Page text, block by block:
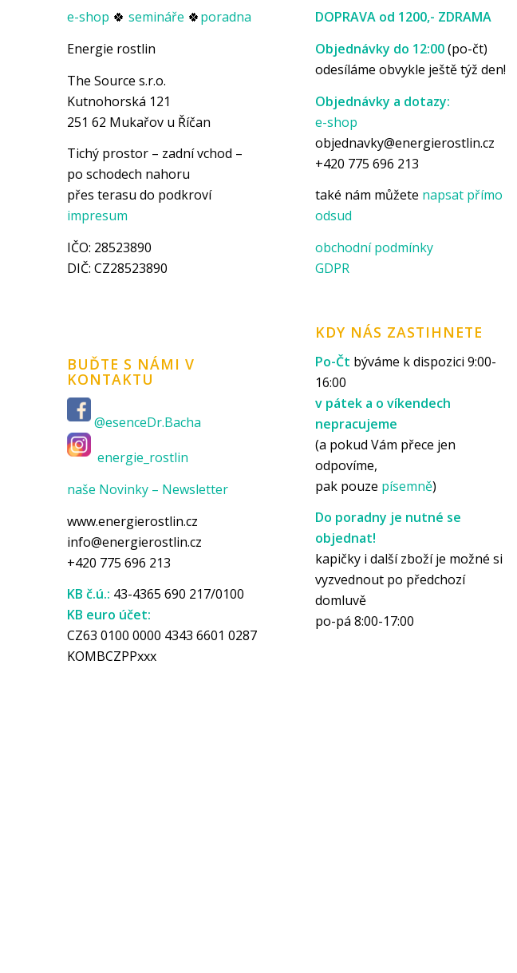
e-shop 🍀 semináře 🍀poradna
Energie rostlin
The Source s.r.o.
Kutnohorská 121
251 62 Mukařov u Říčan
Tichý prostor – zadní vchod –
po schodech nahoru
přes terasu do podkroví
impresum
IČO: 28523890
DIČ: CZ28523890
BUĎTE S NÁMI V
KONTAKTU
@esenceDr.Bacha
energie_rostlin
naše Novinky – Newsletter
www.energierostlin.cz
info@energierostlin.cz
+420 775 696 213
KB č.ú.: 43-4365 690 217/0100
KB euro účet:
CZ63 0100 0000 4343 6601 0287
KOMBCZPPxxx
DOPRAVA od 1200,- ZDRAMA
Objednávky do 12:00(po-čt)
odesíláme obvykle ještě týž den!
Objednávky a dotazy:
e-shop
objednavky@energierostlin.cz
+420 775 696 213
také nám můžete napsat přímo
odsud
obchodní podmínky
GDPR
KDY NÁS ZASTIHNETE
Po-Čt býváme k dispozici 9:00-
16:00
v pátek a o víkendech
nepracujeme
(a pokud Vám přece jen
odpovíme,
pak pouze písemně)
Do poradny je nutné se
objednat!
kapičky i další zboží je možné si
vyzvednout po předchozí
domluvě
po-pá 8:00-17:00